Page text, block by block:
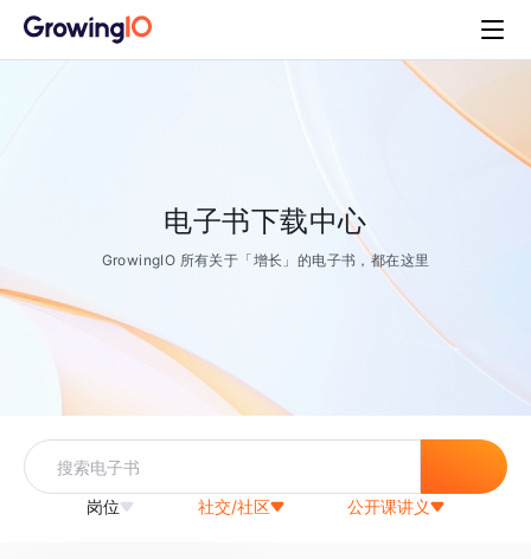
电子书下载中心
GrowingIO 所有关于「增长」的电子书，都在这里
岗位 社交/社区 公开课讲义